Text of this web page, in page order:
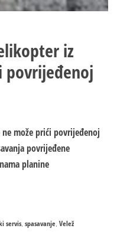
iz
povrijeđenoj
može prići povrijeđenoj
povrijeđene
planine
servis, spasavanje, Velež